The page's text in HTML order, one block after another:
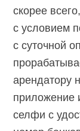
скорее
с условием
с суточной
арендатору
приложение
селфи с